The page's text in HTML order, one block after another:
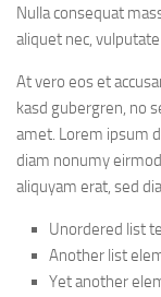
Nulla consequat
aliquet nec,
At vero eos et
kasd gubergren, no
amet. Lorem ipsum
diam nonumy
aliquyam erat, sed
Unordered list
Another list
Yet another